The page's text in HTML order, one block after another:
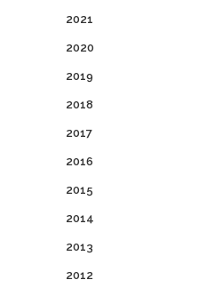
2021
2020
2019
2018
2017
2016
2015
2014
2013
2012